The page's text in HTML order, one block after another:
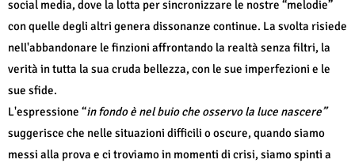
social media, dove la lotta per sincronizzare le nostre “melodie”
con quelle degli altri genera dissonanze continue. La svolta risiede
nell'abbandonare le finzioni affrontando la realtà senza filtri, la
verità in tutta la sua cruda bellezza, con le sue imperfezioni e le
sue sfide.
L'espressione “in fondo è nel buio che osservo la luce nascere”
suggerisce che nelle situazioni difficili o oscure, quando siamo
messi alla prova e ci troviamo in momenti di crisi, siamo spinti a